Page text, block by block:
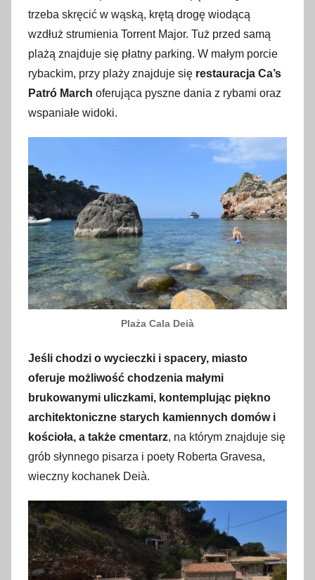
trzeba skręcić w wąską, krętą drogę wiodącą
wzdłuż strumienia Torrent Major. Tuż przed samą
plażą znajduje się płatny parking. W małym porcie
rybackim, przy plaży znajduje się restauracja Ca’s
Patró March oferująca pyszne dania z rybami oraz
wspaniałe widoki.
Plaża Cala Deià
Jeśli chodzi o wycieczki i spacery, miasto
oferuje możliwość chodzenia małymi
brukowanymi uliczkami, kontemplując piękno
architektoniczne starych kamiennych domów i
kościoła, a także cmentarz, na którym znajduje się
grób słynnego pisarza i poety Roberta Gravesa,
wieczny kochanek Deià.